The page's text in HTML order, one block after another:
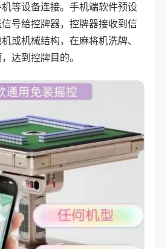
等设备连接。手机端软件预设
号给控牌器，控牌器接收到信
或机械结构，在麻将机洗牌、
达到控牌目的。